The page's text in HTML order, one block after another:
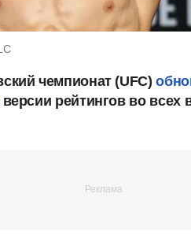
чемпионат (UFC)
рейтингов во всех